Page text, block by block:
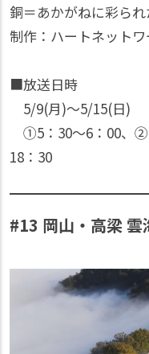
銅＝あかがねに彩られ
制作：ハートネットワ
■放送日時
5/9(月)〜5/15(日)
①5：30〜6：00、
18：30
#13 岡山・高梁